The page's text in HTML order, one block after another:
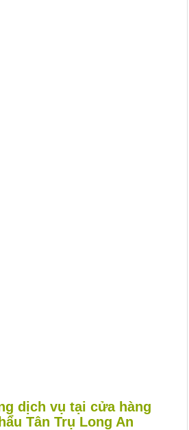
dịch vụ tại cửa hàng
Tân Trụ Long An